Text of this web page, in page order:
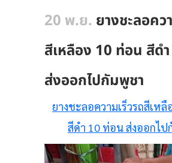
20 พ.ย. ยางชะลอคว
สีเหลือง 10 ท่อน สีด
ส่งออกไปกัมพูชา
ยางชะลอความเร็วรถสีเห
สีดำ 10 ท่อน ส่งออกไ